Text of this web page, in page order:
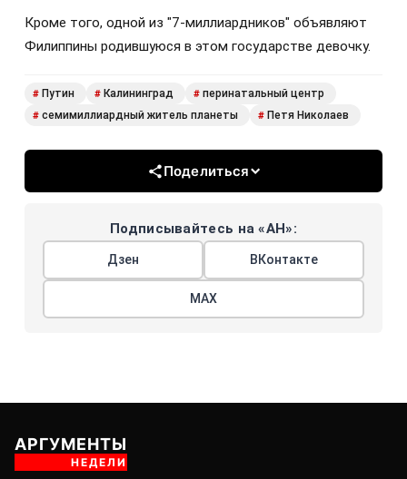
Кроме того, одной из "7-миллиардников" объявляют
Филиппины родившуюся в этом государстве девочку.
# Путин # Калининград # перинатальный центр
# семимиллиардный житель планеты # Петя Николаев
Поделиться
Подписывайтесь на «АН»:
Дзен ВКонтакте
МАХ
АРГУМЕНТЫ
НЕДЕЛИ